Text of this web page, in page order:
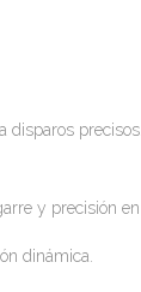
disparos
y precisión en
dinámica.